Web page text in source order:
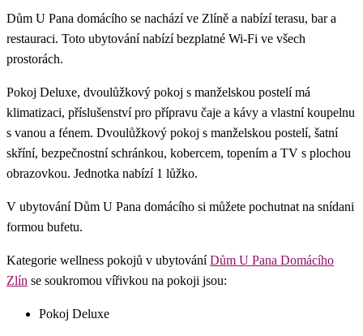
Dům U Pana domácího se nachází ve Zlíně a nabízí terasu, bar a
restauraci. Toto ubytování nabízí bezplatné Wi-Fi ve všech
prostorách.
Pokoj Deluxe, dvoulůžkový pokoj s manželskou postelí má
klimatizaci, příslušenství pro přípravu čaje a kávy a vlastní koupelnu
s vanou a fénem. Dvoulůžkový pokoj s manželskou postelí, šatní
skříní, bezpečnostní schránkou, kobercem, topením a TV s plochou
obrazovkou. Jednotka nabízí 1 lůžko.
V ubytování Dům U Pana domácího si můžete pochutnat na snídani
formou bufetu.
Kategorie wellness pokojů v ubytováníDům U Pana Domácího
Zlín se soukromou vířivkou na pokoji jsou:
Pokoj Deluxe